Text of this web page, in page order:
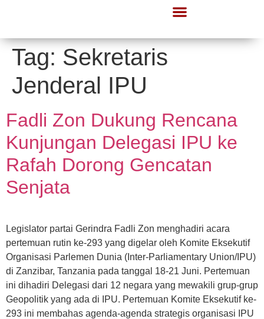
Tag: Sekretaris
Jenderal IPU
Fadli Zon Dukung Rencana
Kunjungan Delegasi IPU ke
Rafah Dorong Gencatan
Senjata
Legislator partai Gerindra Fadli Zon menghadiri acara
pertemuan rutin ke-293 yang digelar oleh Komite Eksekutif
Organisasi Parlemen Dunia (Inter-Parliamentary Union/IPU)
di Zanzibar, Tanzania pada tanggal 18-21 Juni. Pertemuan
ini dihadiri Delegasi dari 12 negara yang mewakili grup-grup
Geopolitik yang ada di IPU. Pertemuan Komite Eksekutif ke-
293 ini membahas agenda-agenda strategis organisasi IPU